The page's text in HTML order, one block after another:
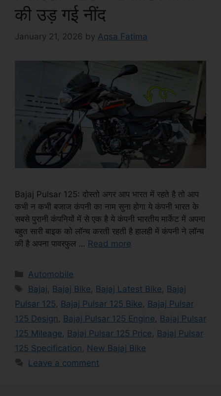
की उड़ गई नींद
January 21, 2026 by Aqsa Fatima
Bajaj Pulsar 125: दोस्तो अगर आप भारत में रहते है तो आप
कभी न कभी बजाज कंपनी का नाम सुना होगा ये कंपनी भारत के
सबसे पुरानी कंपनियों में से एक है ये कंपनी भारतीय मार्केट में अपना
बहुत सारी बाइक को लॉन्च करती रहती है हालही में कंपनी ने लॉन्च
की है अपना पावरफुल … Read more
Categories
Automobile
Tags
Bajaj Bajaj Bike Bajaj Latest Bike
Bajaj
Pulsar 125
Bajaj Pulsar 125 Bike
Bajaj Pulsar
125 Design
Bajaj Pulsar 125 Engine
Bajaj Pulsar
125 Mileage
Bajaj Pulsar 125 Price
Bajaj Pulsar
125 Specification
New Bajaj Bike
Leave a comment